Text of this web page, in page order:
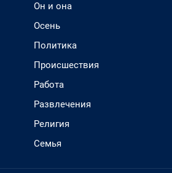
Он и она
Осень
Политика
Происшествия
Работа
Развлечения
Религия
Семья